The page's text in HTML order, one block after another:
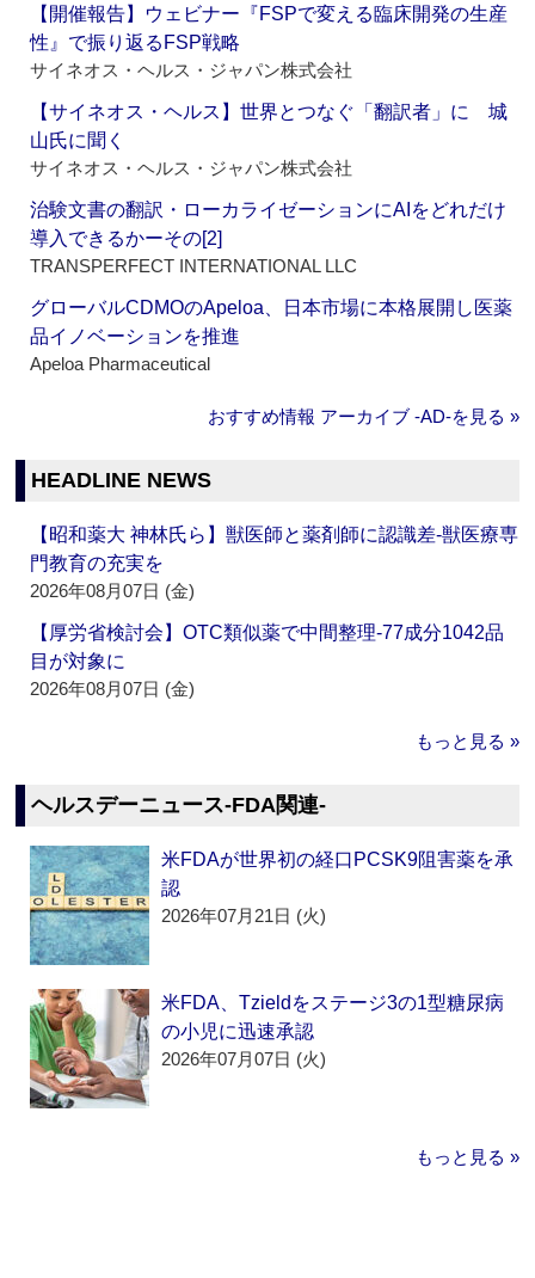
【開催報告】ウェビナー『FSPで変える臨床開発の生産
性』で振り返るFSP戦略
サイネオス・ヘルス・ジャパン株式会社
【サイネオス・ヘルス】世界とつなぐ「翻訳者」に 城
山氏に聞く
サイネオス・ヘルス・ジャパン株式会社
治験文書の翻訳・ローカライゼーションにAIをどれだけ
導入できるかーその[2]
TRANSPERFECT INTERNATIONAL LLC
グローバルCDMOのApeloa、日本市場に本格展開し医薬
品イノベーションを推進
Apeloa Pharmaceutical
おすすめ情報 アーカイブ ‐AD‐を見る »
HEADLINE NEWS
【昭和薬大 神林氏ら】獣医師と薬剤師に認識差‐獣医療専
門教育の充実を
2026年08月07日 (金)
【厚労省検討会】OTC類似薬で中間整理‐77成分1042品
目が対象に
2026年08月07日 (金)
もっと見る »
ヘルスデーニュース‐FDA関連‐
米FDAが世界初の経口PCSK9阻害薬を承
認
2026年07月21日 (火)
米FDA、Tzieldをステージ3の1型糖尿病
の小児に迅速承認
2026年07月07日 (火)
もっと見る »